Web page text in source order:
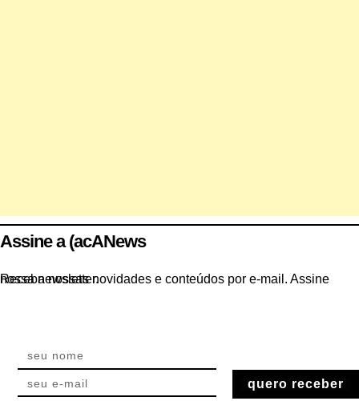
Assine a (acANews
Receba nossas novidades e conteúdos por e-mail. Assine nossa newsletter.
quero receber